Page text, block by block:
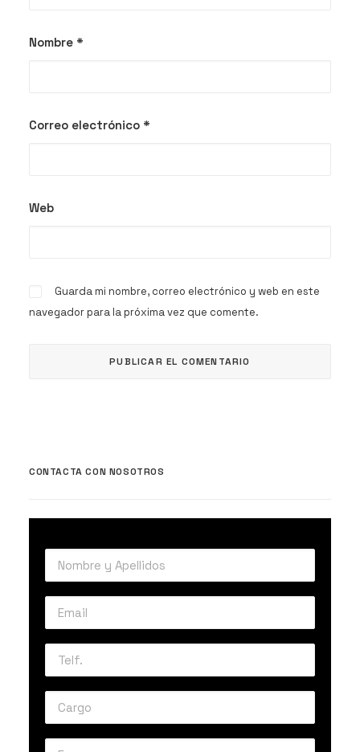
Nombre *
Correo electrónico *
Web
Guarda mi nombre, correo electrónico y web en este
navegador para la próxima vez que comente.
CONTACTA CON NOSOTROS